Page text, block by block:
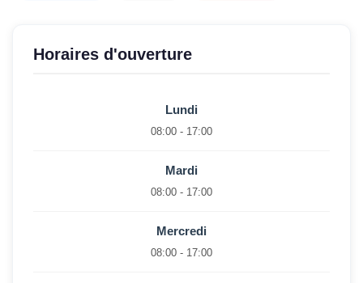
Horaires d'ouverture
Lundi
08:00 - 17:00
Mardi
08:00 - 17:00
Mercredi
08:00 - 17:00